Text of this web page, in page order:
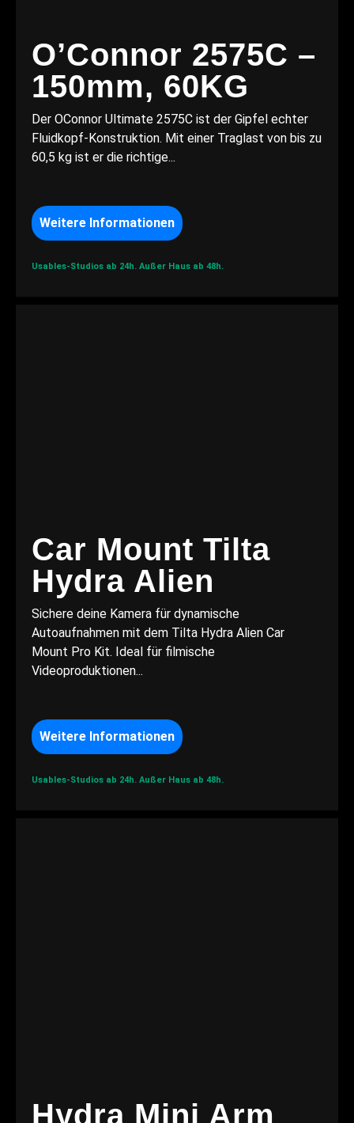
O’Connor 2575C –
150mm, 60KG
Der OConnor Ultimate 2575C ist der Gipfel echter
Fluidkopf-Konstruktion. Mit einer Traglast von bis zu
60,5 kg ist er die richtige...
Weitere Informationen
Usables-Studios ab 24h. Außer Haus ab 48h.
Car Mount Tilta
Hydra Alien
Sichere deine Kamera für dynamische
Autoaufnahmen mit dem Tilta Hydra Alien Car
Mount Pro Kit. Ideal für filmische
Videoproduktionen...
Weitere Informationen
Usables-Studios ab 24h. Außer Haus ab 48h.
Hydra Mini Arm